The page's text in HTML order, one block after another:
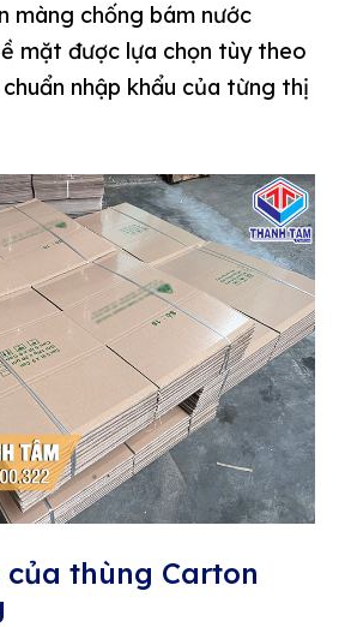
màng chống bám nước
mặt được lựa chọn tùy theo
nhập khẩu của từng thị
của thùng Carton